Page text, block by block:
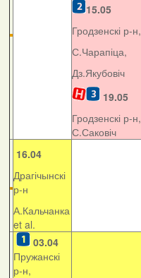
15.05
Гродзенскі р-н,
С.Чарапіца,
Дз.Якубовіч
19.05
Гродзенскі р-н,
С.Саковіч
16.04
Драгічынскі
р-н
А.Кальчанка
et al.
03.04
Пружанскі
р-н,